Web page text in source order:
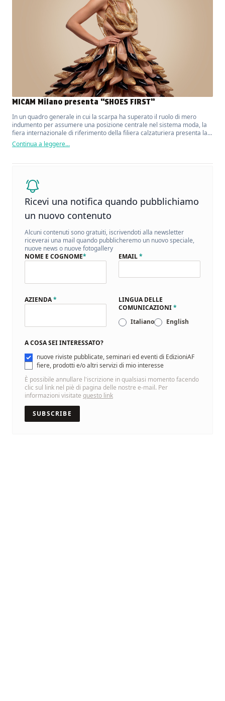
MICAM Milano presenta “SHOES FIRST”
In un quadro generale in cui la scarpa ha superato il ruolo di mero
indumento per assumere una posizione centrale nel sistema moda, la
fiera internazionale di riferimento della filiera calzaturiera presenta la
sua nuova campagna di comunicazione.
Continua a leggere...
Ricevi una notifica quando pubblichiamo
un nuovo contenuto
Alcuni contenuti sono gratuiti, iscrivendoti alla newsletter
riceverai una mail quando pubblicheremo un nuovo speciale,
nuove news o nuove fotogallery
NOME E COGNOME* EMAIL*
AZIENDA*
LINGUA DELLE
COMUNICAZIONI*
Italiano
English
A COSA SEI INTERESSATO?
nuove riviste pubblicate, seminari ed eventi di EdizioniAF
fiere, prodotti e/o altri servizi di mio interesse
È possibile annullare l'iscrizione in qualsiasi momento facendo
clic sul link nel piè di pagina delle nostre e-mail. Per
informazioni visitate questo link